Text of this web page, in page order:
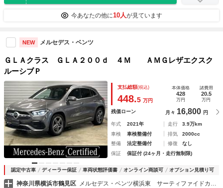
今あなたの他に10人が見ています
NEW メルセデス・ベンツ
ＧＬＡクラス ＧＬＡ２００ｄ ４Ｍ ＡＭＧレザエクスク
ルーシブＰ
支払総額(税込)
448.5 万円
本体価格
428
万円
諸費用
20.5
万円
残価ローン 月々 16,800 円
年式 2021年 走行
3.9万km
車検
車検整備付 排気
2000cc
整備
法定整備付 修復
なし
保証
保証付 (24ヶ月・走行無制限)
認定中古車 ディーラー保証 車両状態評価書 オンライン商談可 オプション見積り可
神奈川県横浜市鶴見区 メルセデス・ベンツ横浜東 サーティファイドカーセンター